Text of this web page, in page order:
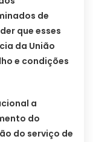
de
que esses
da União
e condições
a
do
do serviço de